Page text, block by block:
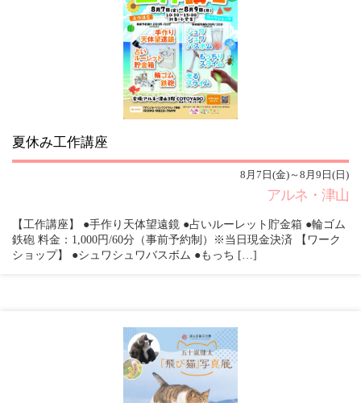
夏休み工作講座
8月7日(金)～8月9日(日)
アルネ・津山
【工作講座】 ●手作り天体望遠鏡 ●占いルーレット貯金箱 ●輪ゴム
鉄砲 料金：1,000円/60分（事前予約制）※当日現金決済 【ワーク
ショップ】 ●シュワシュワバスボム ●もっち […]